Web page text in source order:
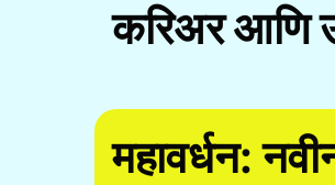
करिअर आणि
महावर्धन: